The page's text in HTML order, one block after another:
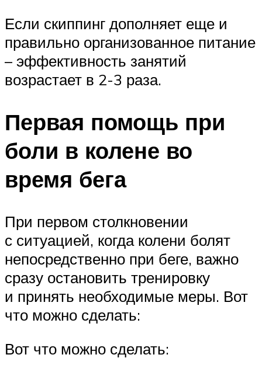
Если скиппинг дополняет еще и
правильно организованное питание
– эффективность занятий
возрастает в 2-3 раза.
Первая помощь при
боли в колене во
время бега
При первом столкновении
с ситуацией, когда колени болят
непосредственно при беге, важно
сразу остановить тренировку
и принять необходимые меры. Вот
что можно сделать:
Вот что можно сделать: